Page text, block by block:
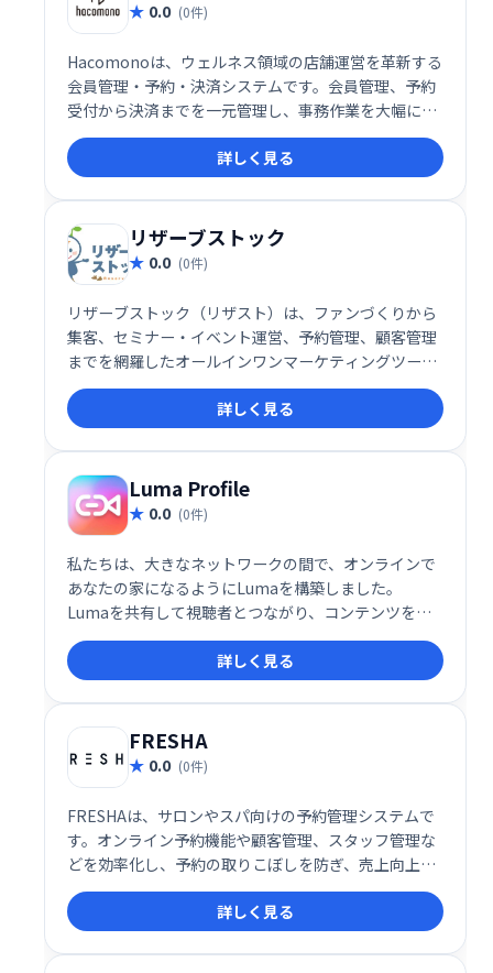
0.0 (0件)
Hacomonoは、ウェルネス領域の店舗運営を革新する
会員管理・予約・決済システムです。会員管理、予約
受付から決済までを一元管理し、事務作業を大幅に削
減。データ分析による経営戦略の強化や、スタッフの
生産性向上にも貢献します。フィットネスクラブやス
クールなど様々な業種に対応し、堅牢なセキュリティ
も完備。理想の顧客体験と事業成長を実現します。
詳しく見る
リザーブストック
0.0 (0件)
リザーブストック（リザスト）は、ファンづくりから
集客、セミナー・イベント運営、予約管理、顧客管理
までを網羅したオールインワンマーケティングツール
です。事務作業の効率化と顧客とのエンゲージメント
向上を実現し、ビジネス成長を強力にサポートしま
す。様々な機能を統合することで、業務負担を軽減
し、集客から顧客育成までを一元管理できます。
詳しく見る
Luma Profile
0.0 (0件)
私たちは、大きなネットワークの間で、オンラインで
あなたの家になるようにLumaを構築しました。
Lumaを共有して視聴者とつながり、コンテンツを紹
介し、お金を稼ぎましょう。
詳しく見る
FRESHA
0.0 (0件)
FRESHAは、サロンやスパ向けの予約管理システムで
す。オンライン予約機能や顧客管理、スタッフ管理な
どを効率化し、予約の取りこぼしを防ぎ、売上向上に
貢献します。顧客とのコミュニケーションもスムーズ
になり、サロン運営を全面的にサポートします。 スム
ーズな予約管理で、サロンワークを効率化しましょ
う。
詳しく見る